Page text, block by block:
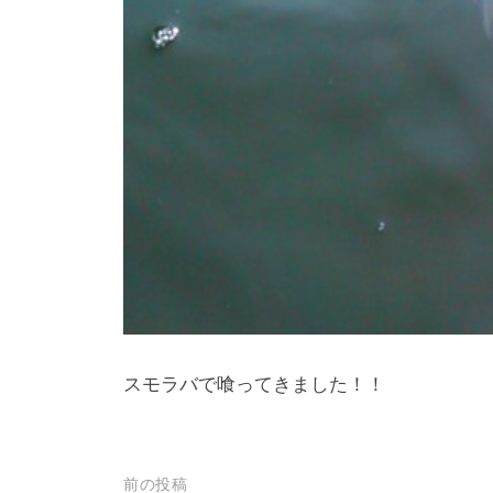
スモラバで喰ってきました！！
前の投稿